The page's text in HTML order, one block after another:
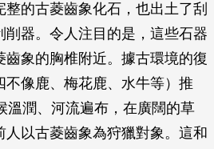
的古菱齒象化石，也出土了刮
削器。令人注目的是，這些石器
齒象的胸椎附近。據古環境的復
不像鹿、梅花鹿、水牛等）推
溫潤、河流遍布，在廣闊的草
人以古菱齒象為狩獵對象。這和